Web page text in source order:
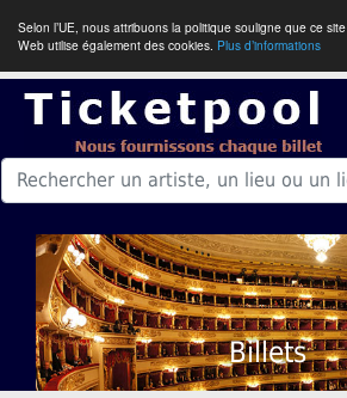
Selon l’UE, nous attribuons la politique souligne que ce site
Web utilise également des cookies. Plus d’informations
Billets